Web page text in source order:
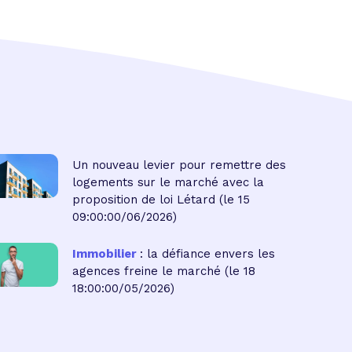
Un nouveau levier pour remettre des
logements sur le marché avec la
proposition de loi Létard (le 15
09:00:00/06/2026)
Immobilier : la défiance envers les
agences freine le marché (le 18
18:00:00/05/2026)